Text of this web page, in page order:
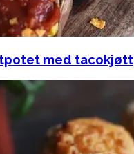
med tacokjøtt